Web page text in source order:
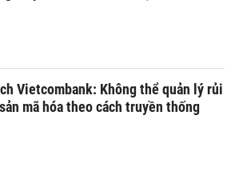
Vietcombank: Không thể quản lý rủi
mã hóa theo cách truyền thống